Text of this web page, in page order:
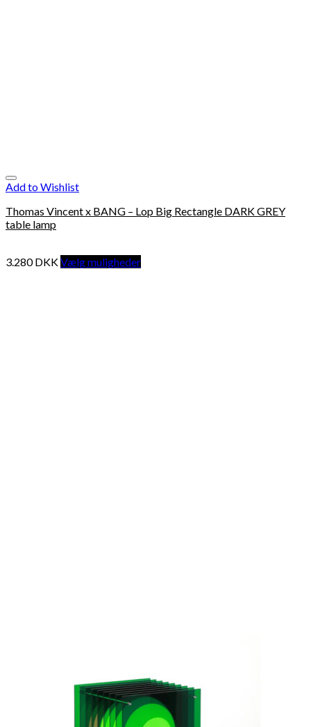
Add to Wishlist
Thomas Vincent x BANG – Lop Big Rectangle DARK GREY
table lamp
3.280DKKVælg muligheder